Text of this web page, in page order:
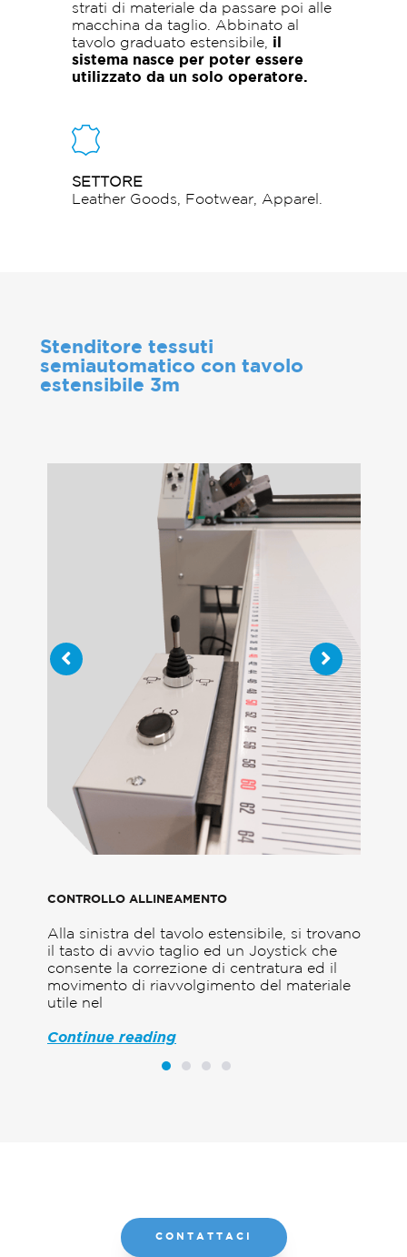
strati di materiale da passare poi alle
macchina da taglio. Abbinato al
tavolo graduato estensibile,
il
sistema nasce per poter essere
utilizzato da un solo operatore.
SETTORE
Leather Goods, Footwear, Apparel.
Stenditore tessuti
semiautomatico con tavolo
estensibile 3m
CONTROLLO ALLINEAMENTO
Alla sinistra del tavolo estensibile, si trovano
il tasto di avvio taglio ed un Joystick che
consente la correzione di centratura ed il
movimento di riavvolgimento del materiale
utile nel
Continue reading
CONTATTACI